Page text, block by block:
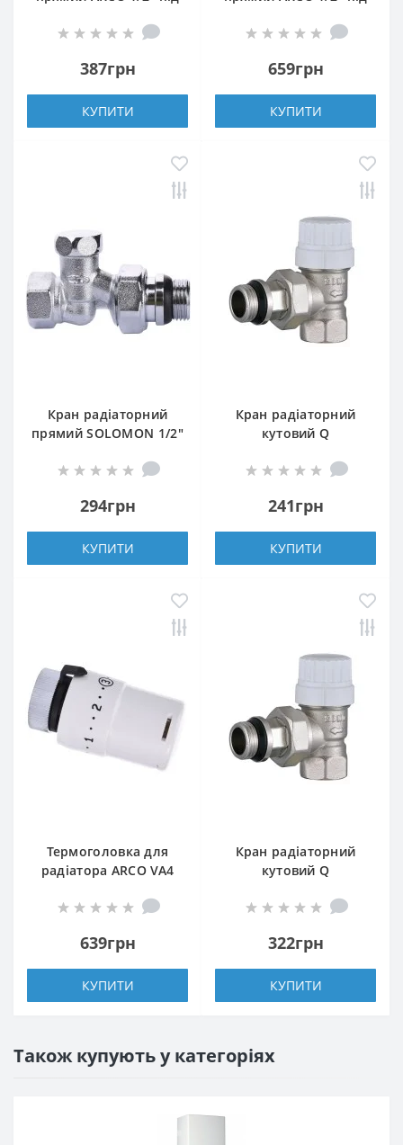
387грн
КУПИТИ
TB285 M30
659грн
КУПИТИ
Кран радіаторний
прямий SOLOMON 1/2″
ущільнювачем 161405
294грн
КУПИТИ
Кран радіаторний
кутовий Q
NV-QP5007 під ключ з
241грн
КУПИТИ
Термоголовка для
радіатора ARCO VA4
639грн
КУПИТИ
Кран радіаторний
кутовий Q
NV-QP5017 під
ущільнювачем
322грн
КУПИТИ
Також купують у категоріях